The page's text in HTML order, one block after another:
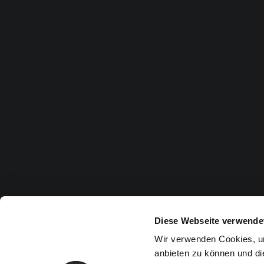
Diese Webseite
Wir verwenden Cookies,
anbieten zu können und